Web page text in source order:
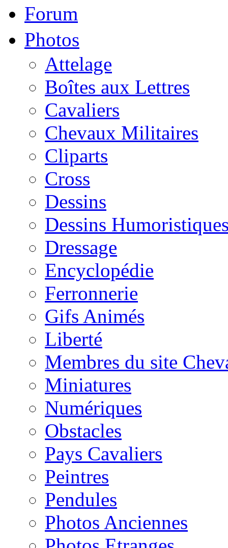
Forum
Photos
Attelage
Boîtes aux Lettres
Cavaliers
Chevaux Militaires
Cliparts
Cross
Dessins
Dessins
Dressage
Encyclopédie
Ferronnerie
Gifs Animés
Liberté
Membres du site
Miniatures
Numériques
Obstacles
Pays Cavaliers
Peintres
Pendules
Photos Anciennes